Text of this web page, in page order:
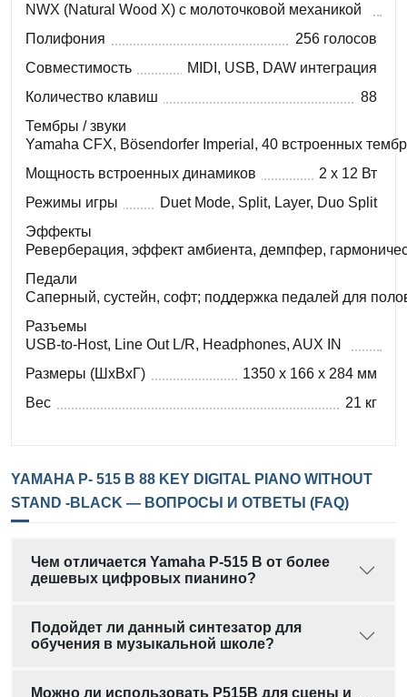
NWX (Natural Wood X) с молоточковой механикой
Полифония
256 голосов
Совместимость
MIDI, USB, DAW интеграция
Количество клавиш
88
Тембры / звуки
Yamaha CFX, Bösendorfer Imperial, 40 встроенных
Мощность встроенных динамиков
2 x 12 Вт
Режимы игры
Duet Mode, Split, Layer, Duo Split
Эффекты
Реверберация, эффект амбиента, демпфер,
Педали
Саперный, сустейн, софт; поддержка педалей для
Разъемы
USB-to-Host, Line Out L/R, Headphones, AUX IN
Размеры (ШxВxГ)
1350 x 166 x 284 мм
Вес
21 кг
YAMAHA P- 515 B 88 KEY DIGITAL PIANO WITHOUT
STAND -BLACK — ВОПРОСЫ И ОТВЕТЫ (FAQ)
Чем отличается Yamaha P-515 B от более
дешевых цифровых пианино?
Подойдет ли данный синтезатор для
обучения в музыкальной школе?
Можно ли использовать P515B для сцены и